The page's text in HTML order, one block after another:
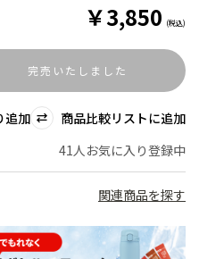
￥3,850 (税込)
完売いたしました
追加
商品比較リストに追加
41人お気に入り登録中
関連商品を探す